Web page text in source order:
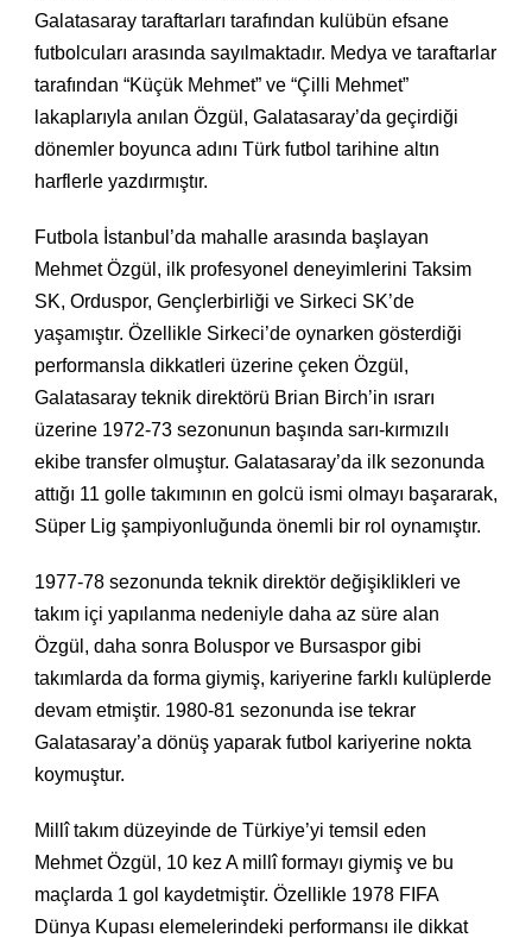
Galatasaray taraftarları tarafından kulübün efsane
futbolcuları arasında sayılmaktadır. Medya ve taraftarlar
tarafından “Küçük Mehmet” ve “Çilli Mehmet”
lakaplarıyla anılan Özgül, Galatasaray’da geçirdiği
dönemler boyunca adını Türk futbol tarihine altın
harflerle yazdırmıştır.
Futbola İstanbul’da mahalle arasında başlayan
Mehmet Özgül, ilk profesyonel deneyimlerini Taksim
SK, Orduspor, Gençlerbirliği ve Sirkeci SK’de
yaşamıştır. Özellikle Sirkeci’de oynarken gösterdiği
performansla dikkatleri üzerine çeken Özgül,
Galatasaray teknik direktörü Brian Birch’in ısrarı
üzerine 1972-73 sezonunun başında sarı-kırmızılı
ekibe transfer olmuştur. Galatasaray’da ilk sezonunda
attığı 11 golle takımının en golcü ismi olmayı başararak,
Süper Lig şampiyonluğunda önemli bir rol oynamıştır.
1977-78 sezonunda teknik direktör değişiklikleri ve
takım içi yapılanma nedeniyle daha az süre alan
Özgül, daha sonra Boluspor ve Bursaspor gibi
takımlarda da forma giymiş, kariyerine farklı kulüplerde
devam etmiştir. 1980-81 sezonunda ise tekrar
Galatasaray’a dönüş yaparak futbol kariyerine nokta
koymuştur.
Millî takım düzeyinde de Türkiye’yi temsil eden
Mehmet Özgül, 10 kez A millî formayı giymiş ve bu
maçlarda 1 gol kaydetmiştir. Özellikle 1978 FIFA
Dünya Kupası elemelerindeki performansı ile dikkat